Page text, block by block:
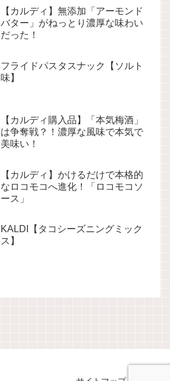
【カルディ】無添加「アーモンド
バター」がねっとり濃厚な味わい
だった！
フライドパスタスナック【ソルト
味】
【カルディ購入品】「本気梅酒」
は争奪戦？！濃厚な風味で本気で
美味い！
【カルディ】かけるだけで本格的
なロコモコへ進化！「ロコモコソ
ース」
KALDI【タコシーズニングミック
ス】